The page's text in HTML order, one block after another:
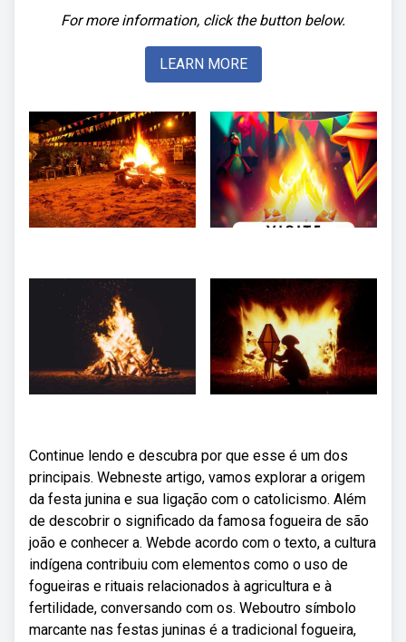
For more information, click the button below.
LEARN MORE
Continue lendo e descubra por que esse é um dos
principais. Webneste artigo, vamos explorar a origem
da festa junina e sua ligação com o catolicismo. Além
de descobrir o significado da famosa fogueira de são
joão e conhecer a. Webde acordo com o texto, a cultura
indígena contribuiu com elementos como o uso de
fogueiras e rituais relacionados à agricultura e à
fertilidade, conversando com os. Weboutro símbolo
marcante nas festas juninas é a tradicional fogueira,